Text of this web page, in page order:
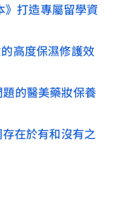
打造專屬留學資
高度保濕修護效
的醫美藥妝保養
在於有和沒有之